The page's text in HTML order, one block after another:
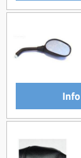
Info